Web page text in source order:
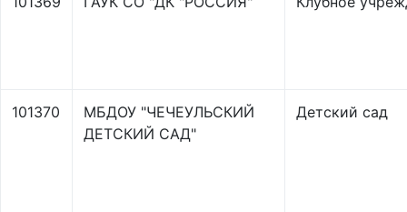
101370
МБДОУ "ЧЕЧЕУЛЬСКИЙ
ДЕТСКИЙ САД"
Детский сад